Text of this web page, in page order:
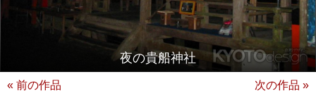
夜の貴船神社
« 前の作品 次の作品 »